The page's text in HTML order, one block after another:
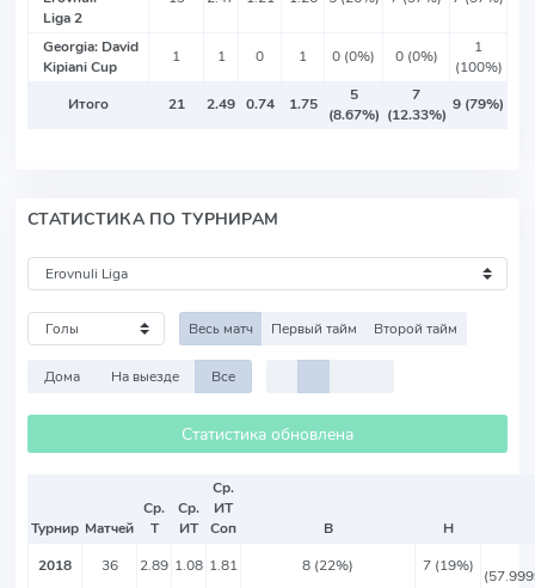
Liga 2
Georgia: David
Kipiani Cup
1 1 0 1 0 (0%) 0 (0%)
1
(100%)
Итого
21 2.49 0.74 1.75
5
(8.67%)
7
(12.33%)
9 (79%)
СТАТИСТИКА ПО ТУРНИРАМ
Весь матч Первый тайм Второй тайм
Дома На выезде Все
Статистика обновлена
Турнир Матчей
Ср.
Т
Ср.
ИТ
Ср.
ИТ
Соп
В
Н
2018
36 2.89 1.08 1.81 8 (22%) 7 (19%)